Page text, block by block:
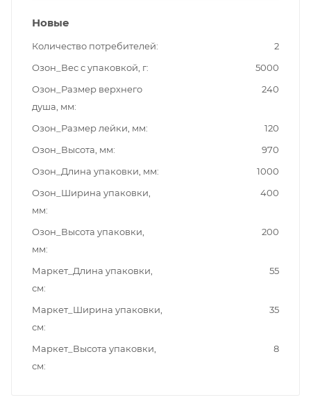
Новые
Количество потребителей
2
Озон_Вес с упаковкой, г
5000
Озон_Размер верхнего
душа, мм
240
Озон_Размер лейки, мм
120
Озон_Высота, мм
970
Озон_Длина упаковки, мм
1000
Озон_Ширина упаковки,
мм
400
Озон_Высота упаковки,
мм
200
Маркет_Длина упаковки,
см
55
Маркет_Ширина упаковки,
см
35
Маркет_Высота упаковки,
см
8